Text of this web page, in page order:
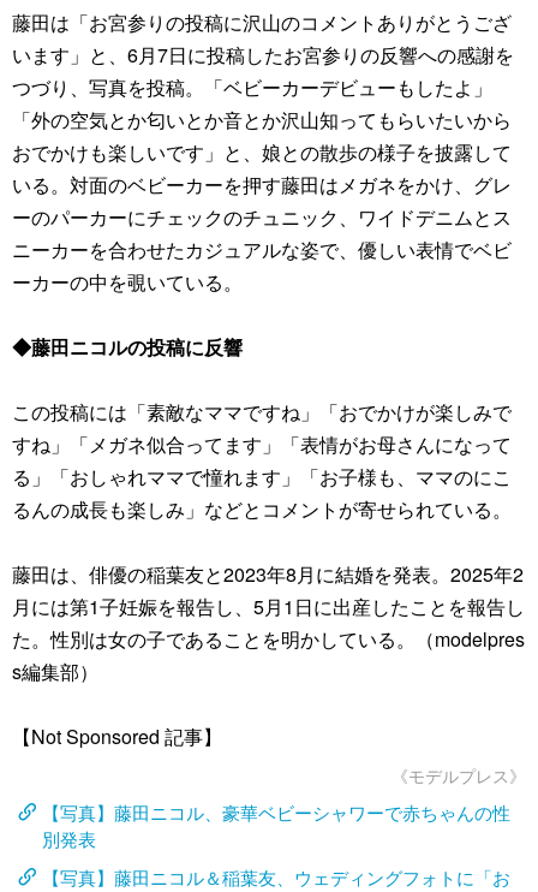
藤田は「お宮参りの投稿に沢山のコメントありがとうござ
います」と、6月7日に投稿したお宮参りの反響への感謝を
つづり、写真を投稿。「ベビーカーデビューもしたよ」
「外の空気とか匂いとか音とか沢山知ってもらいたいから
おでかけも楽しいです」と、娘との散歩の様子を披露して
いる。対面のベビーカーを押す藤田はメガネをかけ、グレ
ーのパーカーにチェックのチュニック、ワイドデニムとス
ニーカーを合わせたカジュアルな姿で、優しい表情でベビ
ーカーの中を覗いている。
◆藤田ニコルの投稿に反響
この投稿には「素敵なママですね」「おでかけが楽しみで
すね」「メガネ似合ってます」「表情がお母さんになって
る」「おしゃれママで憧れます」「お子様も、ママのにこ
るんの成長も楽しみ」などとコメントが寄せられている。
藤田は、俳優の稲葉友と2023年8月に結婚を発表。2025年2
月には第1子妊娠を報告し、5月1日に出産したことを報告し
た。性別は女の子であることを明かしている。（modelpres
s編集部）
【Not Sponsored 記事】
《モデルプレス》
【写真】藤田ニコル、豪華ベビーシャワーで赤ちゃんの性
別発表
【写真】藤田ニコル＆稲葉友、ウェディングフォトに「お